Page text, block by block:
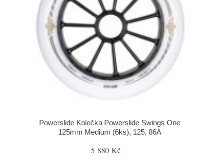
Powerslide Kolečka Powerslide Swings One
125mm Medium (6ks), 125, 86A
5 880 Kč